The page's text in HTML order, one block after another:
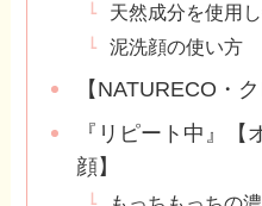
天然成分を使用
泥洗顔の使い方
【NATURECO・
『リピート中』【
顔】